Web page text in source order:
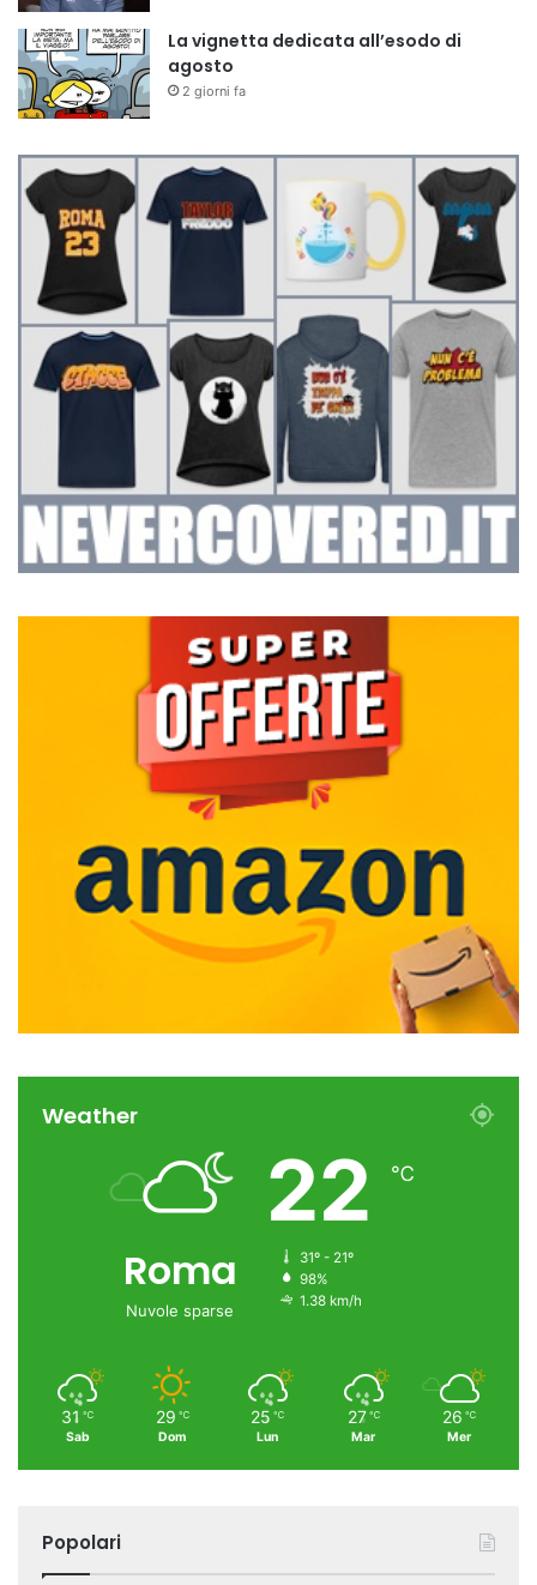
La vignetta dedicata all’esodo di
agosto
2 giorni fa
Weather
Roma
Nuvole sparse
22 ℃
31º - 21º
98%
1.38 km/h
31 ℃
Sab
29 ℃
Dom
25 ℃
Lun
27 ℃
Mar
26 ℃
Mer
Popolari